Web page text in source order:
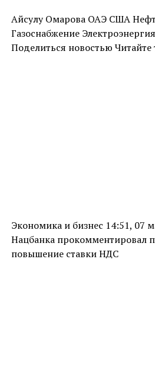
Айсулу Омарова ОАЭ США
Газоснабжение
Поделиться новостью Читайте
Экономика и бизнес 14:51, 07
Нацбанка прокомментировал
повышение ставки НДС